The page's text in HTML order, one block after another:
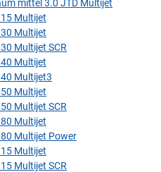
mittel 3.0 JTD Multijet
Multijet
Multijet
Multijet SCR
Multijet
Multijet3
Multijet
Multijet SCR
Multijet
Multijet Power
Multijet
Multijet SCR